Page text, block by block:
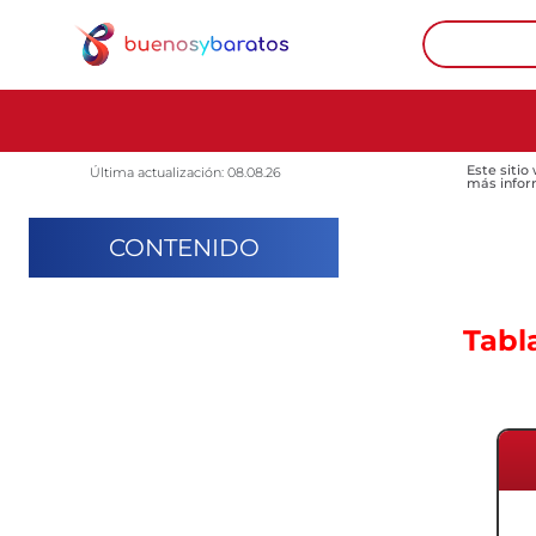
Última actualización: 08.08.26 Este sitio
más
CONTENIDO